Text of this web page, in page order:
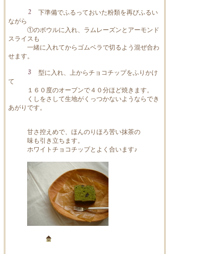
下準備でふるっておいた粉類を再びふるい
ながら
①のボウルに入れ、ラムレーズンとアーモンド
スライスも
一緒に入れてからゴムベラで切るよう混ぜ合わ
せます。
型に入れ、上からチョコチップをふりかけ
て
１６０度のオーブンで４０分ほど焼きます。
くしをさして生地がくっつかないようならでき
あがりです。
甘さ控えめで、ほんのりほろ苦い抹茶の
味も引き立ちます。
ホワイトチョコチップとよく合います♪